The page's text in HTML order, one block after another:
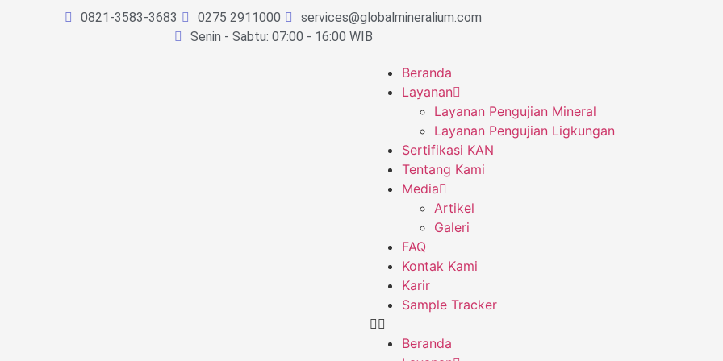
0821-3583-3683 0275 2911000
services@globalmineralium.com
Senin - Sabtu: 07:00 - 16:00 WIB
Beranda
Layanan
Layanan Pengujian Mineral
Layanan Pengujian Ligkungan
Sertifikasi KAN
Tentang Kami
Media
Artikel
Galeri
FAQ
Kontak Kami
Karir
Sample Tracker
Beranda